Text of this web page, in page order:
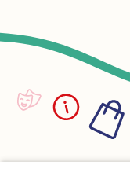
gemütlichen
Kameradschaft im
Mörschwil
nächsten